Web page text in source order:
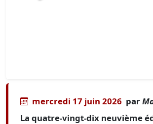
mercredi 17 juin 2026 par
La quatre-vingt-dix neuvième